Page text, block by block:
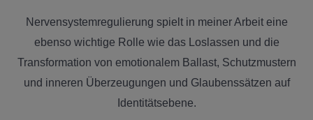
Nervensystemregulierung spielt in meiner Arbeit eine
ebenso wichtige Rolle wie das Loslassen und die
Transformation von emotionalem Ballast, Schutzmustern
und inneren Überzeugungen und Glaubenssätzen auf
Identitätsebene.